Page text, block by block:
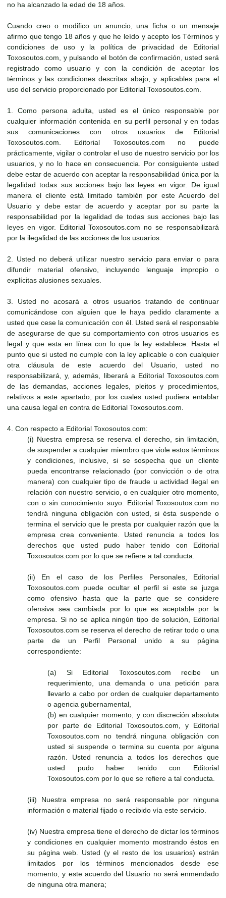
no ha alcanzado la edad de 18 años.
Cuando creo o modifico un anuncio, una ficha o un mensaje
afirmo que tengo 18 años y que he leído y acepto los Términos y
condiciones de uso y la política de privacidad de Editorial
Toxosoutos.com, y pulsando el botón de confirmación, usted será
registrado como usuario y con la condición de aceptar los
términos y las condiciones descritas abajo, y aplicables para el
uso del servicio proporcionado por Editorial Toxosoutos.com.
1. Como persona adulta, usted es el único responsable por
cualquier información contenida en su perfil personal y en todas
sus comunicaciones con otros usuarios de Editorial
Toxosoutos.com. Editorial Toxosoutos.com no puede
prácticamente, vigilar o controlar el uso de nuestro servicio por los
usuarios, y no lo hace en consecuencia. Por consiguiente usted
debe estar de acuerdo con aceptar la responsabilidad única por la
legalidad todas sus acciones bajo las leyes en vigor. De igual
manera el cliente está limitado también por este Acuerdo del
Usuario y debe estar de acuerdo y aceptar por su parte la
responsabilidad por la legalidad de todas sus acciones bajo las
leyes en vigor. Editorial Toxosoutos.com no se responsabilizará
por la ilegalidad de las acciones de los usuarios.
2. Usted no deberá utilizar nuestro servicio para enviar o para
difundir material ofensivo, incluyendo lenguaje impropio o
explícitas alusiones sexuales.
3. Usted no acosará a otros usuarios tratando de continuar
comunicándose con alguien que le haya pedido claramente a
usted que cese la comunicación con él. Usted será el responsable
de asegurarse de que su comportamiento con otros usuarios es
legal y que esta en línea con lo que la ley establece. Hasta el
punto que si usted no cumple con la ley aplicable o con cualquier
otra cláusula de este acuerdo del Usuario, usted no
responsabilizará, y, además, liberará a Editorial Toxosoutos.com
de las demandas, acciones legales, pleitos y procedimientos,
relativos a este apartado, por los cuales usted pudiera entablar
una causa legal en contra de Editorial Toxosoutos.com.
4. Con respecto a Editorial Toxosoutos.com:
(i) Nuestra empresa se reserva el derecho, sin limitación,
de suspender a cualquier miembro que viole estos términos
y condiciones, inclusive, si se sospecha que un cliente
pueda encontrarse relacionado (por convicción o de otra
manera) con cualquier tipo de fraude u actividad ilegal en
relación con nuestro servicio, o en cualquier otro momento,
con o sin conocimiento suyo. Editorial Toxosoutos.com no
tendrá ninguna obligación con usted, si ésta suspende o
termina el servicio que le presta por cualquier razón que la
empresa crea conveniente. Usted renuncia a todos los
derechos que usted pudo haber tenido con Editorial
Toxosoutos.com por lo que se refiere a tal conducta.
(ii) En el caso de los Perfiles Personales, Editorial
Toxosoutos.com puede ocultar el perfil si este se juzga
como ofensivo hasta que la parte que se considere
ofensiva sea cambiada por lo que es aceptable por la
empresa. Si no se aplica ningún tipo de solución, Editorial
Toxosoutos.com se reserva el derecho de retirar todo o una
parte de un Perfil Personal unido a su página
correspondiente:
(a) Si Editorial Toxosoutos.com recibe un
requerimiento, una demanda o una petición para
llevarlo a cabo por orden de cualquier departamento
o agencia gubernamental,
(b) en cualquier momento, y con discreción absoluta
por parte de Editorial Toxosoutos.com, y Editorial
Toxosoutos.com no tendrá ninguna obligación con
usted si suspende o termina su cuenta por alguna
razón. Usted renuncia a todos los derechos que
usted pudo haber tenido con Editorial
Toxosoutos.com por lo que se refiere a tal conducta.
(iii) Nuestra empresa no será responsable por ninguna
información o material fijado o recibido vía este servicio.
(iv) Nuestra empresa tiene el derecho de dictar los términos
y condiciones en cualquier momento mostrando éstos en
su página web. Usted (y el resto de los usuarios) estrán
limitados por los términos mencionados desde ese
momento, y este acuerdo del Usuario no será enmendado
de ninguna otra manera;